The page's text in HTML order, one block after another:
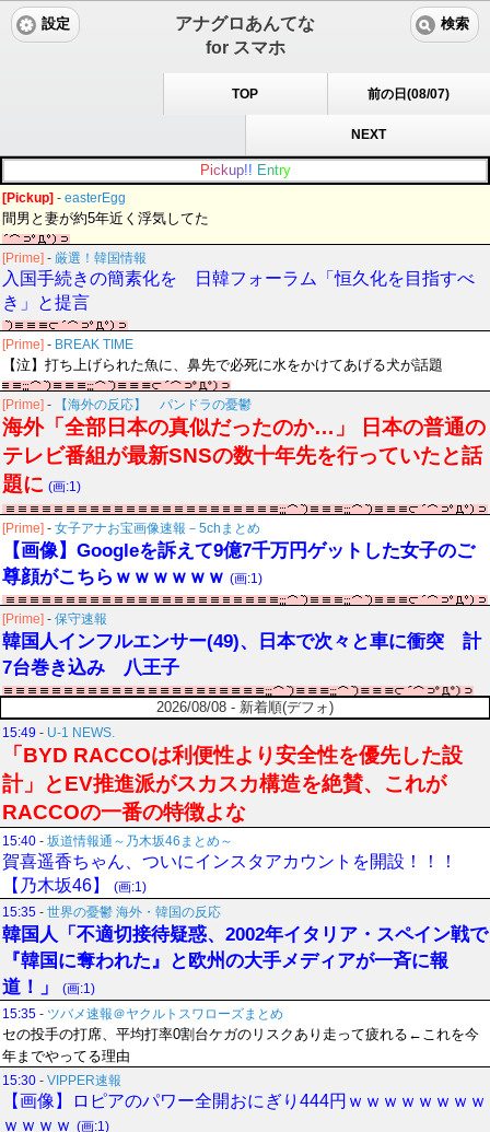
アナグロあんてな
for スマホ
設定 検索
TOP 前の日(08/07)
NEXT
Pic kup!! Entry
[Pickup] - easterEgg
間男と妻が約5年近く浮気してた
[Prime] - 厳選！韓国情報
入国手続きの簡素化を 日韓フォーラム「恒久化を目指すべ
き」と提言
[Prime] - BREAK TIME
【泣】打ち上げられた魚に、鼻先で必死に水をかけてあげる犬が話題
[Prime] - 【海外の反応】 パンドラの憂鬱
海外「全部日本の真似だったのか…」 日本の普通の
テレビ番組が最新SNSの数十年先を行っていたと話
題に (画:1)
[Prime] - 女子アナお宝画像速報－5chまとめ
【画像】Googleを訴えて9億7千万円ゲットした女子のご
尊顔がこちらｗｗｗｗｗｗ (画:1)
[Prime] - 保守速報
韓国人インフルエンサー(49)、日本で次々と車に衝突 計
7台巻き込み 八王子
2026/08/08 - 新着順(デフォ)
15:49 - U-1 NEWS.
「BYD RACCOは利便性より安全性を優先した設
計」とEV推進派がスカスカ構造を絶賛、これが
RACCOの一番の特徴よな
15:40 - 坂道情報通～乃木坂46まとめ～
賀喜遥香ちゃん、ついにインスタアカウントを開設！！！
【乃木坂46】
(画:1)
15:35 - 世界の憂鬱 海外・韓国の反応
韓国人「不適切接待疑惑、2002年イタリア・スペイン戦で
『韓国に奪われた』と欧州の大手メディアが一斉に報
道！」
(画:1)
15:35 - ツバメ速報＠ヤクルトスワローズまとめ
セの投手の打席、平均打率0割台ケガのリスクあり走って疲れる←これを今
年までやってる理由
15:30 - VIPPER速報
【画像】ロピアのパワー全開おにぎり444円ｗｗｗｗｗｗｗｗ
ｗｗｗｗ (画:1)